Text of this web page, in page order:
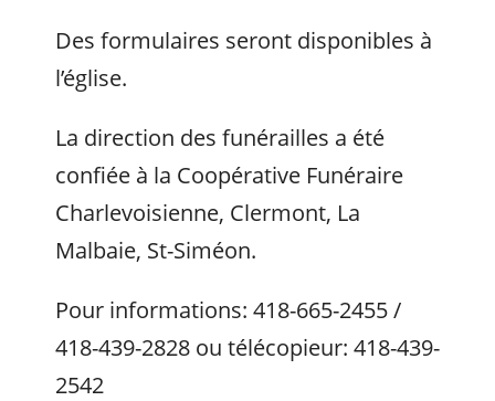
Des formulaires seront disponibles à
l’église.
La direction des funérailles a été
confiée à la Coopérative Funéraire
Charlevoisienne, Clermont, La
Malbaie, St-Siméon.
Pour informations: 418-665-2455 /
418-439-2828 ou télécopieur: 418-439-
2542